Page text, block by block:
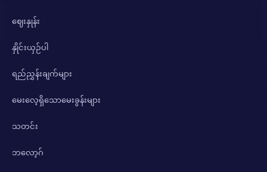
ဈေးနှုန်း
နှိုင်းယှဉ်ပါ
ရည်ညွှန်းချက်များ
မေးလေ့ရှိသောမေးခွန်းများ
သတင်း
ဘလော့ဂ်